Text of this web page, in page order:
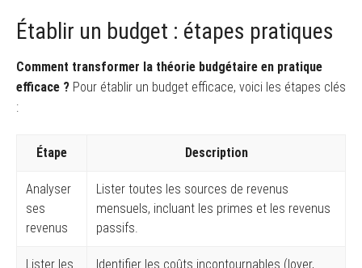
Établir un budget : étapes pratiques
Comment transformer la théorie budgétaire en pratique
efficace ? Pour établir un budget efficace, voici les étapes clés
:
Étape Description
Analyser
ses
revenus
Lister toutes les sources de revenus
mensuels, incluant les primes et les revenus
passifs.
Lister les
Identifier les coûts incontournables (loyer,